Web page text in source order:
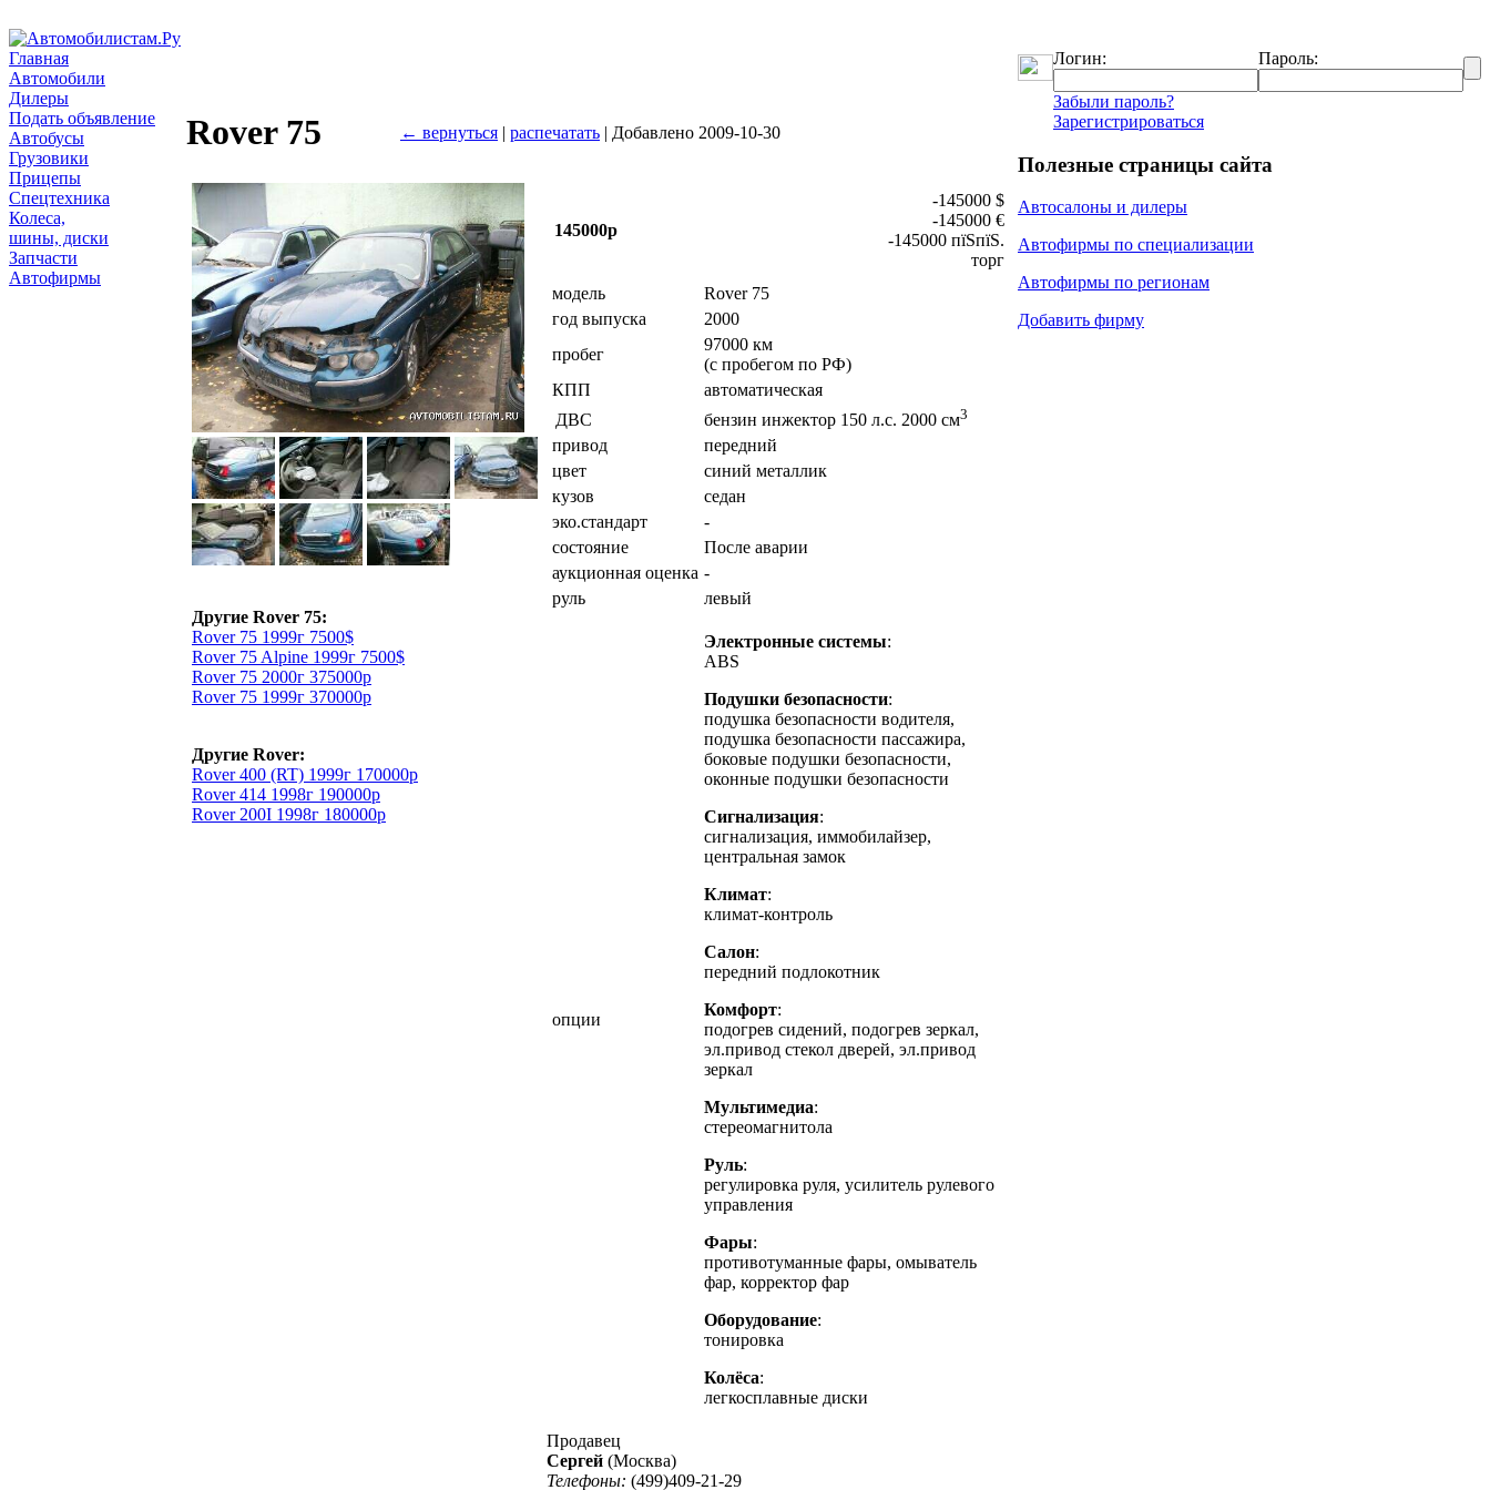
Главная
Автомобили
Дилеры
Подать объявление
Автобусы
Грузовики
Прицепы
Спецтехника
Колеса,
шины, диски
Запчасти
Автофирмы
Rover 75 ← вернуться | распечатать | Добавлено 2009-10-30
Другие Rover 75:
Rover 75 1999г 7500$
Rover 75 Alpine 1999г 7500$
Rover 75 2000г 375000р
Rover 75 1999г 370000р
Другие Rover:
Rover 400 (RT) 1999г 170000р
Rover 414 1998г 190000р
Rover 200I 1998г 180000р
145000р
-145000 $
-145000 €
-145000 пїЅпїЅ.
торг
модель
Rover 75
год выпуска
2000
пробег
97000 км
(с пробегом по РФ)
КПП
автоматическая
ДВС
бензин инжектор 150 л.с. 2000 см3
привод
передний
цвет
синий металлик
кузов
седан
эко.стандарт
-
состояние
После аварии
аукционная оценка -
руль
левый
опции
Электронные системы:
ABS
Подушки безопасности:
подушка безопасности водителя,
подушка безопасности пассажира,
боковые подушки безопасности,
оконные подушки безопасности
Сигнализация:
сигнализация, иммобилайзер,
центральная замок
Климат:
климат-контроль
Салон:
передний подлокотник
Комфорт:
подогрев сидений, подогрев зеркал,
эл.привод стекол дверей, эл.привод
зеркал
Мультимедиа:
стереомагнитола
Руль:
регулировка руля, усилитель рулевого
управления
Фары:
противотуманные фары, омыватель
фар, корректор фар
Оборудование:
тонировка
Колёса:
легкосплавные диски
Продавец
Сергей (Москва)
Телефоны: (499)409-21-29
Логин: Пароль:
Забыли пароль?
Зарегистрироваться
Полезные страницы сайта
Автосалоны и дилеры
Автофирмы по специализации
Автофирмы по регионам
Добавить фирму